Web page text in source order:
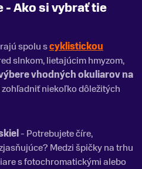
Ako si vybrať tie
spolu scyklistickou
slnkom, lietajúcim hmyzom,
vhodných okuliarov na
zohľadniť niekoľko dôležitých
- Potrebujete číre,
Medzi špičky na trhu
s fotochromatickými alebo